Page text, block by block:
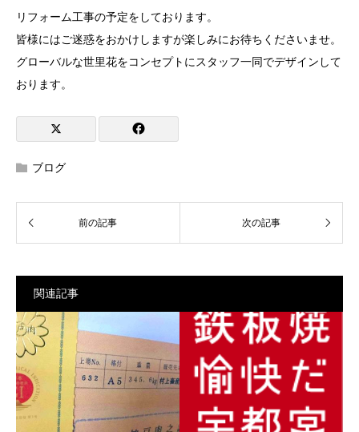
リフォーム工事の予定をしております。
皆様にはご迷惑をおかけしますが楽しみにお待ちくださいませ。
グローバルな世里花をコンセプトにスタッフ一同でデザインして
おります。
ブログ
関連記事